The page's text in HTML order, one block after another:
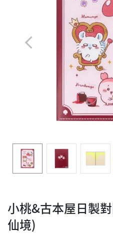
小桃&古本屋日製
仙境)